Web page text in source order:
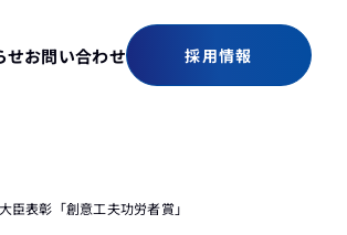
せお問い合わせ 採用情報
表彰「創意工夫功労者賞」